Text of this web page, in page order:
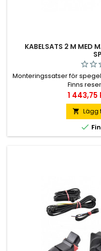
KABELSATS 2 M MED
Monteringssatser för
Finns
Pris
1 443,75
 Lägg
